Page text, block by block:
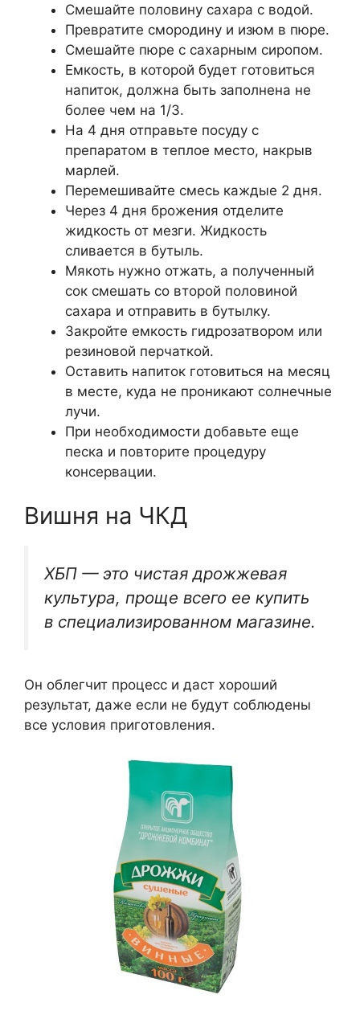
Смешайте половину сахара с водой.
Превратите смородину и изюм в пюре.
Смешайте пюре с сахарным сиропом.
Емкость, в которой будет готовиться
напиток, должна быть заполнена не
более чем на 1/3.
На 4 дня отправьте посуду с
препаратом в теплое место, накрыв
марлей.
Перемешивайте смесь каждые 2 дня.
Через 4 дня брожения отделите
жидкость от мезги. Жидкость
сливается в бутыль.
Мякоть нужно отжать, а полученный
сок смешать со второй половиной
сахара и отправить в бутылку.
Закройте емкость гидрозатвором или
резиновой перчаткой.
Оставить напиток готовиться на месяц
в месте, куда не проникают солнечные
лучи.
При необходимости добавьте еще
песка и повторите процедуру
консервации.
Вишня на ЧКД
ХБП — это чистая дрожжевая
культура, проще всего ее купить
в специализированном магазине.
Он облегчит процесс и даст хороший
результат, даже если не будут соблюдены
все условия приготовления.